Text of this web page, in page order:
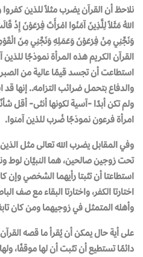
نلاحظ أن القرآن يضرب مثلاً للذين
اللهُ مَثَلاً لِلَّذِينَ آمَنُوا امْرَأَتَ فِرْعَوْنَ إِذْ
القرآن الكريم هذه المرأة نموذجًا للذين
استطاعت أن تجسد قيمًا عالية من الصبر،
والدفاع بتحمل ضرائب التزامه.. إنها قد
ولم تكن أبدًا -آسية لكونها أنثى- أقل
امرأة فرعون نموذجًا ضُرب للذين آمنوا.
وفي المقابل يضرب الله تعالى مثل الذين
تحت زوجين صالحين، هما النبيَّان لوط
استطاعتا أن تثبتا رأيهما الشخصي وإن
اختارتا الكفر، واختارتا البقاء مع صف
وأهله المتمثل في زوجيهما ومن كان
على أية حال يمكن أن يُقرأ ما قصه
دائمًا تستطيع أن تثبت أن لها موقفًا،